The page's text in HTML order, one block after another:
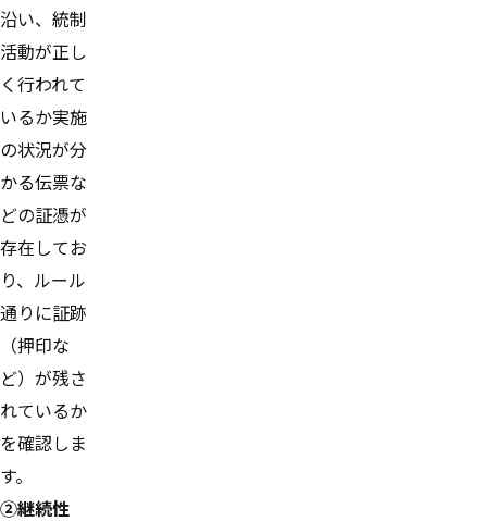
沿い、統制
活動が正し
く行われて
いるか実施
の状況が分
かる伝票な
どの証憑が
存在してお
り、ルール
通りに証跡
（押印な
ど）が残さ
れているか
を確認しま
す。
②継続性